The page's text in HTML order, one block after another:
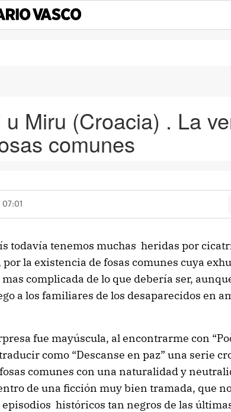
u Miru (Croacia) . La
comunes
07:01
todavía tenemos muchas heridas por
la existencia de fosas comunes cuya
complicada de lo que debería ser,
a los familiares de los desaparecidos en
fue mayúscula, al encontrarme con
como “Descanse en paz” una serie
comunes con una naturalidad y
de una ficción muy bien tramada, que
históricos tan negros de las